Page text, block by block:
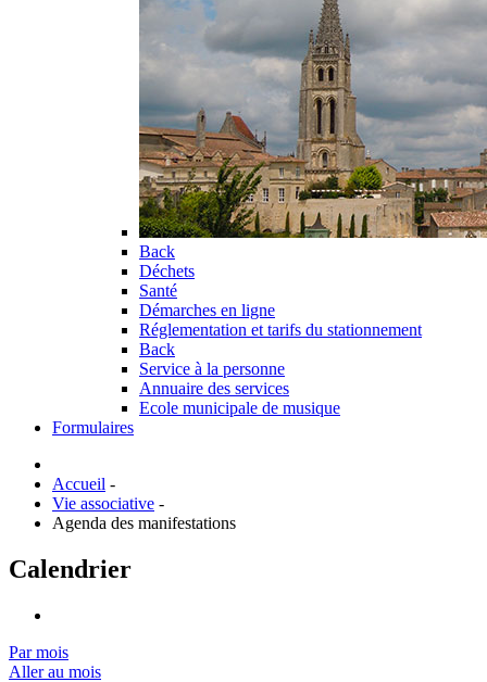
Back
Déchets
Santé
Démarches en ligne
Réglementation et tarifs du stationnement
Back
Service à la personne
Annuaire des services
Ecole municipale de musique
Formulaires
Accueil -
Vie associative -
Agenda des manifestations
Calendrier
Par mois
Aller au mois